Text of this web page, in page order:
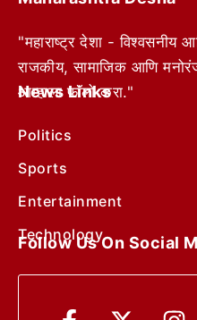
"महाराष्ट्र देशा - विश्वसनीय
राजकीय, सामाजिक आणि
आम्हाला फॉलो करा."
News Links
Politics
Sports
Entertainment
Technology
Follow Us On Social